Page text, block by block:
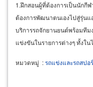
1.ฝึกสอนผู้ที่ต้องการเป็นนักกี
ต้องการพัฒนาตนเองไปสู่รุ่น
บริการรถจักยานยนต์พร้อมทีม
แข่งขันในรายการต่างๆ ทั้งใ
ต่างประเทศ
หมวดหมู่ :รถแข่งและรถสปอ